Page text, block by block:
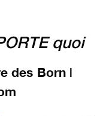
quoi
des Born |